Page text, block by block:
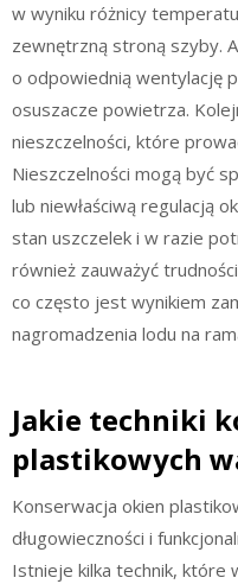
w wyniku różnicy
zewnętrzną stroną szyby.
o odpowiednią wentylację
osuszacze powietrza.
nieszczelności, które
Nieszczelności mogą być
lub niewłaściwą regulacją
stan uszczelek i w razie
również zauważyć
co często jest wynikiem
nagromadzenia lodu na
Jakie techniki
plastikowych
Konserwacja okien
długowieczności i
Istnieje kilka technik, które